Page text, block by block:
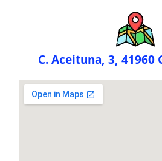
C. Aceituna, 3, 41960